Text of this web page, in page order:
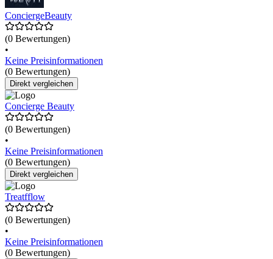
ConciergeBeauty
(0 Bewertungen)
•
Keine Preisinformationen
(0 Bewertungen)
Direkt vergleichen
Concierge Beauty
(0 Bewertungen)
•
Keine Preisinformationen
(0 Bewertungen)
Direkt vergleichen
Treatfflow
(0 Bewertungen)
•
Keine Preisinformationen
(0 Bewertungen)